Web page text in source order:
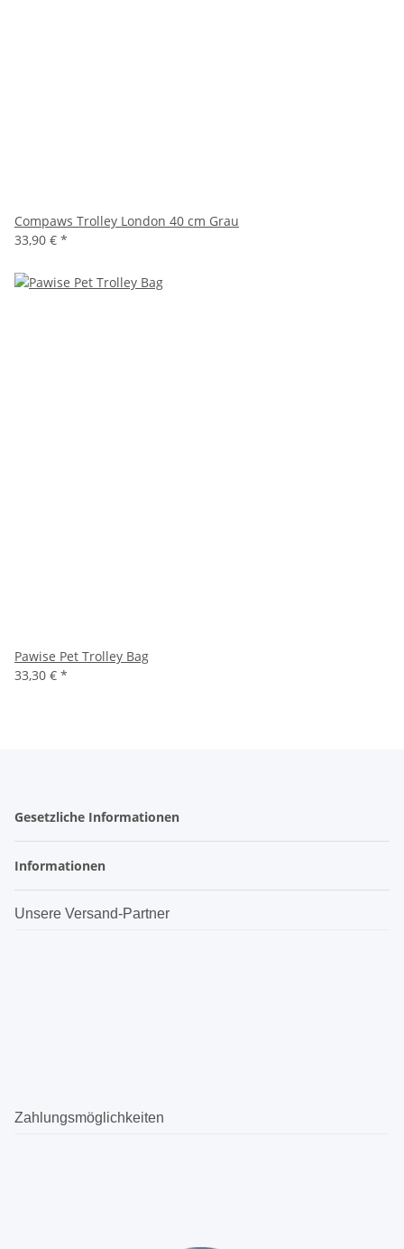
Compaws Trolley London 40 cm Grau
33,90 € *
Pawise Pet Trolley Bag
33,30 € *
Gesetzliche Informationen
Informationen
Unsere Versand-Partner
Zahlungsmöglichkeiten